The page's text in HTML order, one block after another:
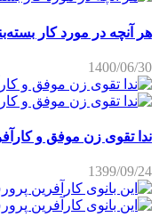
هر آنچه در مورد کار
1400/06/30
ندا تقوی زن موفق و
1399/09/24